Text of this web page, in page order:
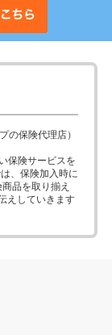
保険代理店）
保険サービスを
、保険加入時に
品を取り揃え
えしていきます